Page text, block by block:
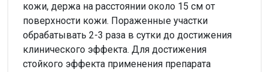
кожи, держа на расстоянии около 15 см от
поверхности кожи. Пораженные участки
обрабатывать 2-3 раза в сутки до достижения
клинического эффекта. Для достижения
стойкого эффекта применения препарата